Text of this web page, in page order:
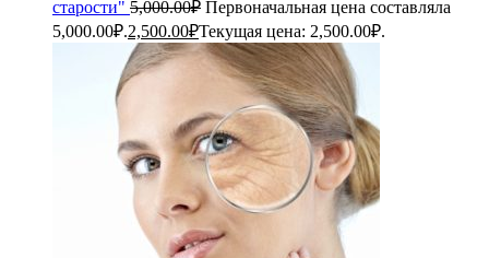
старости" 5,000.00₽ Первоначальная цена составляла
5,000.00₽.2,500.00₽Текущая цена: 2,500.00₽.